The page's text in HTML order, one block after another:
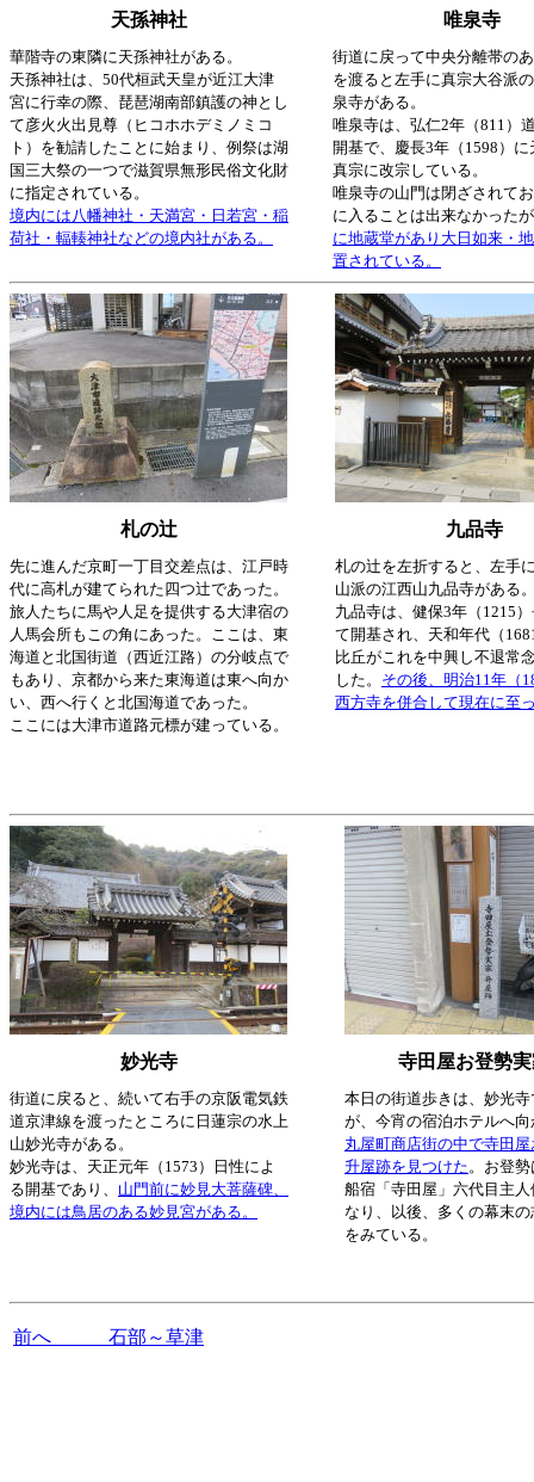
天孫神社 唯泉寺
華階寺の東隣に天孫神社がある。
天孫神社は、50代桓武天皇が近江大津
宮に行幸の際、琵琶湖南部鎮護の神とし
て彦火火出見尊（ヒコホホデミノミコ
ト）を勧請したことに始まり、例祭は湖
国三大祭の一つで滋賀県無形民俗文化財
に指定されている。
境内には八幡神社・天満宮・日若宮・稲
荷社・輻輳神社などの境内社がある。
街道に戻って中央分離帯の
を渡ると左手に真宗大谷派
泉寺がある。
唯泉寺は、弘仁2年（811）
開基で、慶長3年（1598）
真宗に改宗している。
唯泉寺の山門は閉ざされて
に入ることは出来なかった
に地蔵堂があり大日如来・
置されている。
札の辻 九品寺
先に進んだ京町一丁目交差点は、江戸時
代に高札が建てられた四つ辻であった。
旅人たちに馬や人足を提供する大津宿の
人馬会所もこの角にあった。ここは、東
海道と北国街道（西近江路）の分岐点で
もあり、京都から来た東海道は東へ向か
い、西へ行くと北国海道であった。
ここには大津市道路元標が建っている。
札の辻を左折すると、左手
山派の江西山九品寺がある
九品寺は、健保3年（1215
て開基され、天和年代（
比丘がこれを中興し不退常
した。 その後、明治11年（
西方寺を併合して現在に至
妙光寺 寺田屋お登勢
街道に戻ると、続いて右手の京阪電気鉄
道京津線を渡ったところに日蓮宗の水上
山妙光寺がある。
妙光寺は、天正元年（1573）日性によ
る開基であり、 山門前に妙見大菩薩碑、
境内には鳥居のある妙見宮がある。
本日の街道歩きは、妙光
が、今宵の宿泊ホテルへ
丸屋町商店街の中で寺田
升屋跡を見つけた。お登
船宿「寺田屋」六代目主
なり、以後、多くの幕末
をみている。
前へ 石部～草津